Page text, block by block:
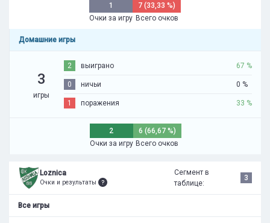
1
Очки за игру
7 (33,33 %)
Всего очков
Домашние игры
3
игры
2 выиграно 67 %
0 ничьи 0 %
1 поражения 33 %
2
Очки за игру
6 (66,67 %)
Всего очков
Loznica
Очки и результаты
Сегмент в
таблице:
3
Все игры